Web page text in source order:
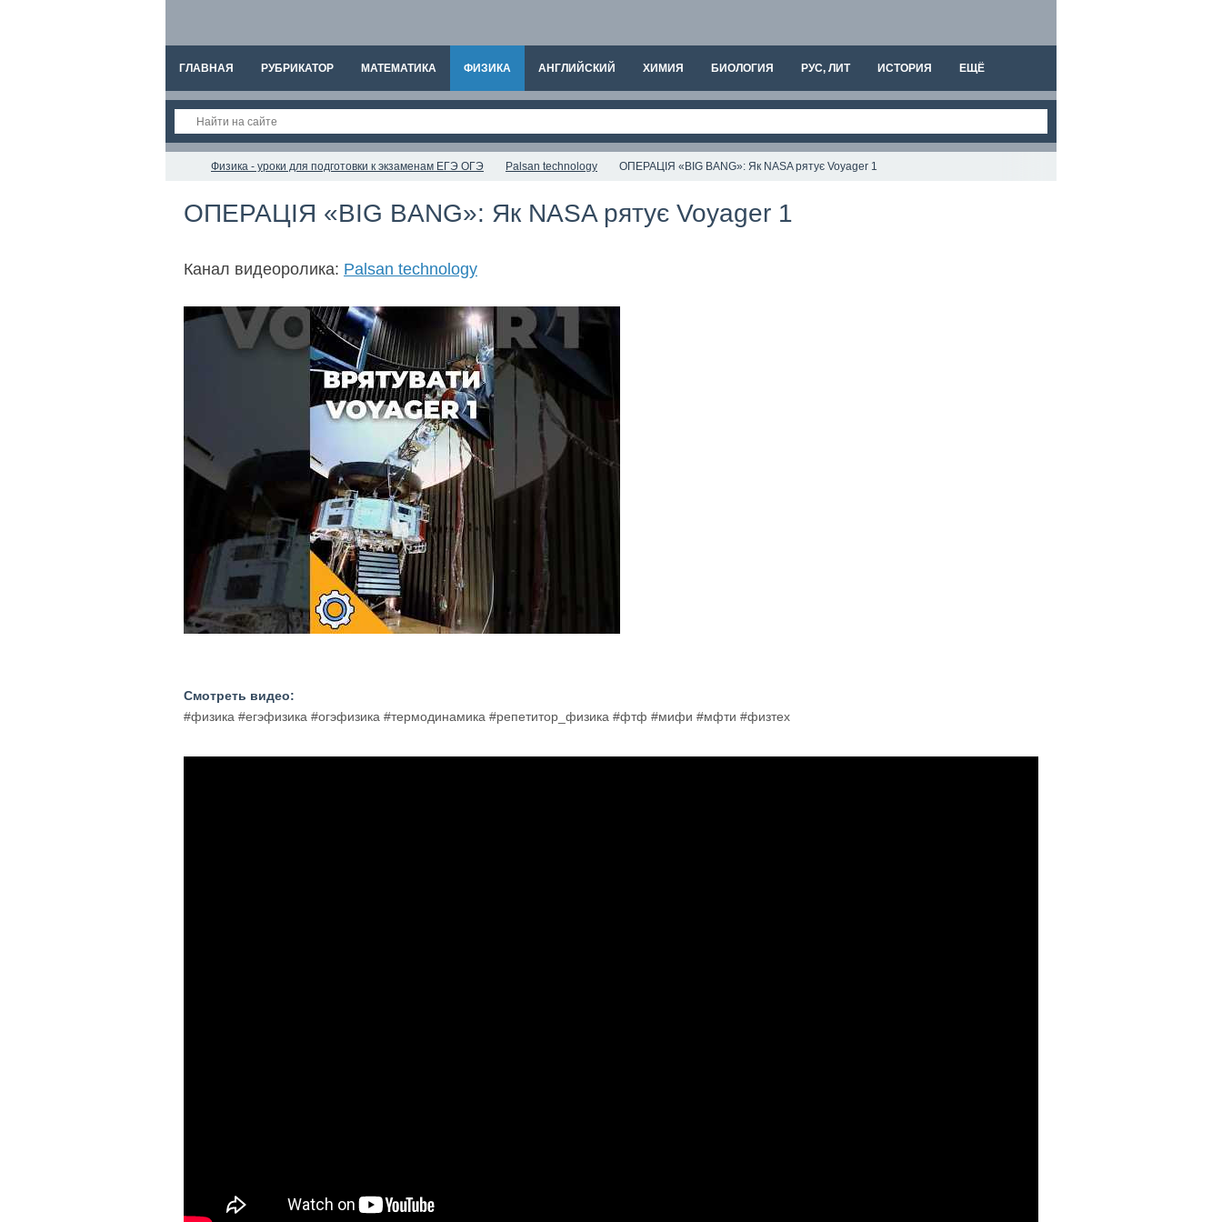
ГЛАВНАЯ РУБРИКАТОР МАТЕМАТИКА ФИЗИКА АНГЛИЙСКИЙ ХИМИЯ БИОЛОГИЯ РУС, ЛИТ ИСТОРИЯ ЕЩЁ
Физика - уроки для подготовки к экзаменам ЕГЭ ОГЭ Palsan technology ОПЕРАЦІЯ «BIG BANG»: Як NASA рятує Voyager 1
ОПЕРАЦІЯ «BIG BANG»: Як NASA рятує Voyager 1
Канал видеоролика: Palsan technology
Смотреть видео:
#физика #егэфизика #огэфизика #термодинамика #репетитор_физика #фтф #мифи #мфти #физтех